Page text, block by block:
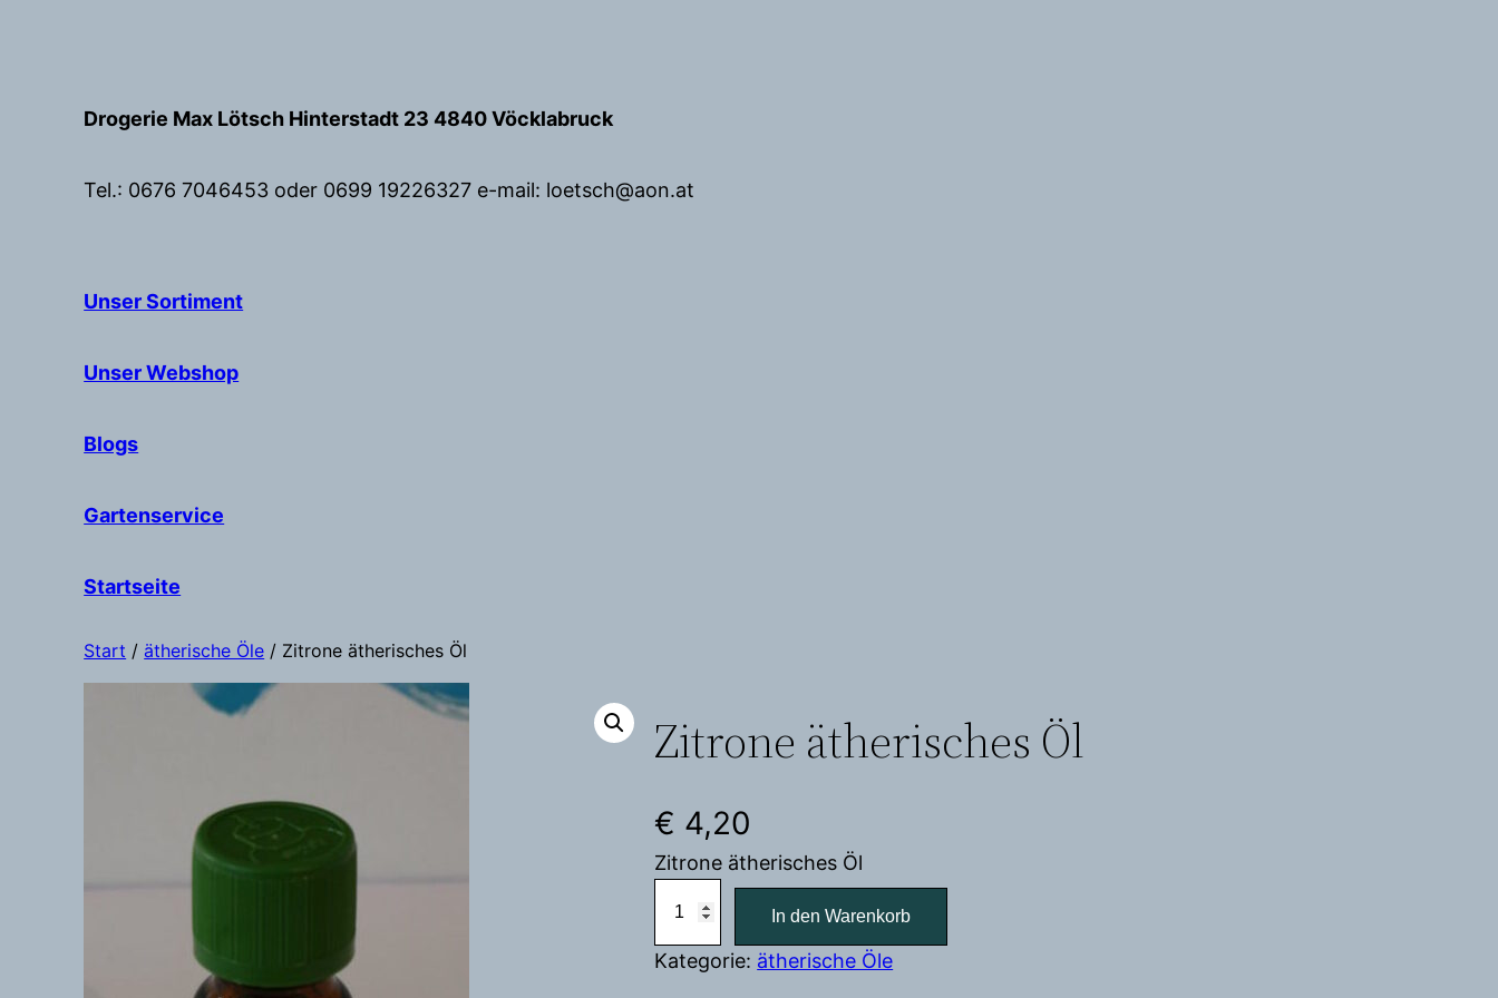
Drogerie Max Lötsch Hinterstadt 23 4840 Vöcklabruck
Tel.: 0676 7046453 oder 0699 19226327 e-mail: loetsch@aon.at
Unser Sortiment
Unser Webshop
Blogs
Gartenservice
Startseite
Start /ätherische Öle / Zitrone ätherisches Öl
Zitrone ätherisches Öl
€ 4,20
Zitrone ätherisches Öl
t
In den Warenkorb
Kategorie: ätherische Öle